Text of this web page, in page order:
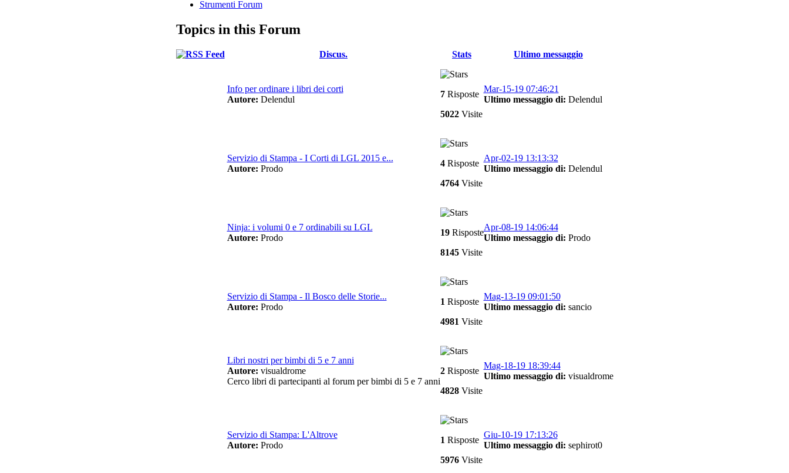
Strumenti Forum
Topics in this Forum
Discus. Stats Ultimo messaggio
Info per ordinare i libri dei corti
Autore: Delendul
7Risposte
5022Visite
Mar-15-19 07:46:21
Ultimo messaggio di: Delendul
Servizio di Stampa - I Corti di LGL 2015 e...
Autore: Prodo
4Risposte
4764Visite
Apr-02-19 13:13:32
Ultimo messaggio di: Delendul
Ninja: i volumi 0 e 7 ordinabili su LGL
Autore: Prodo
19Risposte
8145Visite
Apr-08-19 14:06:44
Ultimo messaggio di: Prodo
Servizio di Stampa - Il Bosco delle Storie...
Autore: Prodo
1 Risposte
4981 Visite
Mag-13-19 09:01:50
Ultimo messaggio di: sancio
Libri nostri per bimbi di 5 e 7 anni
Autore: visualdrome
Cerco libri di partecipanti al forum per bimbi di 5 e 7 anni
2Risposte
4828Visite
Mag-18-19 18:39:44
Ultimo messaggio di: visualdrome
Servizio di Stampa: L'Altrove
Autore: Prodo
1 Risposte
5976Visite
Giu-10-19 17:13:26
Ultimo messaggio di: sephirot0